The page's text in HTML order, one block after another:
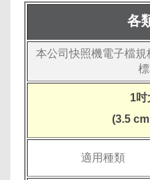
各
本公司快照機電子檔規
標
1吋
(3.5
適用種類